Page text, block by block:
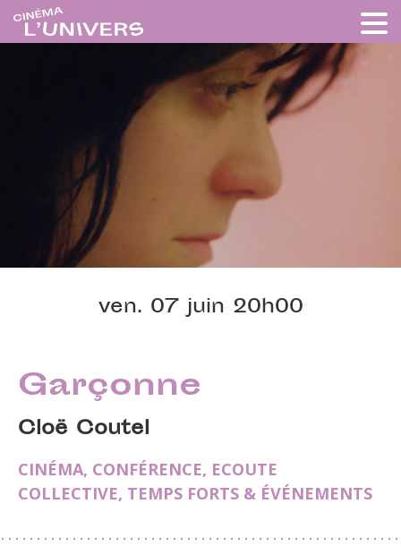
ven. 07 juin 20h00
Garçonne
Cloë Coutel
CINÉMA, CONFÉRENCE, ECOUTE
COLLECTIVE, TEMPS FORTS & ÉVÉNEMENTS